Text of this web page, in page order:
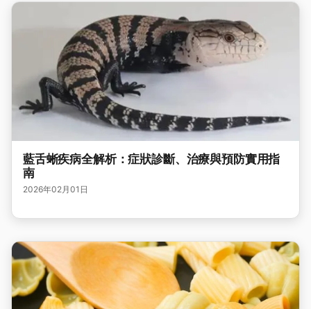
藍舌蜥疾病全解析：症狀診斷、治療與預防實用指
南
2026年02月01日